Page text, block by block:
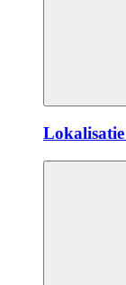
Lokalisatie